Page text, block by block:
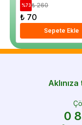
%73 ₺ 260
₺ 70
Sepete Ekle
0